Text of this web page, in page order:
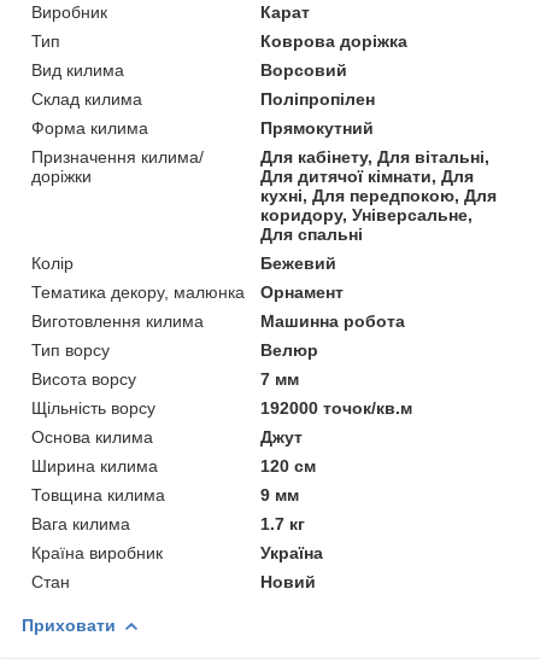
Виробник
Карат
Тип
Коврова доріжка
Вид килима
Ворсовий
Склад килима
Поліпропілен
Форма килима
Прямокутний
Призначення килима/
доріжки
Для кабінету, Для вітальні,
Для дитячої кімнати, Для
кухні, Для передпокою, Для
коридору, Універсальне,
Для спальні
Колір
Бежевий
Тематика декору, малюнка
Орнамент
Виготовлення килима
Машинна робота
Тип ворсу
Велюр
Висота ворсу
7 мм
Щільність ворсу
192000 точок/кв.м
Основа килима
Джут
Ширина килима
120 см
Товщина килима
9 мм
Вага килима
1.7 кг
Країна виробник
Україна
Стан
Новий
Приховати